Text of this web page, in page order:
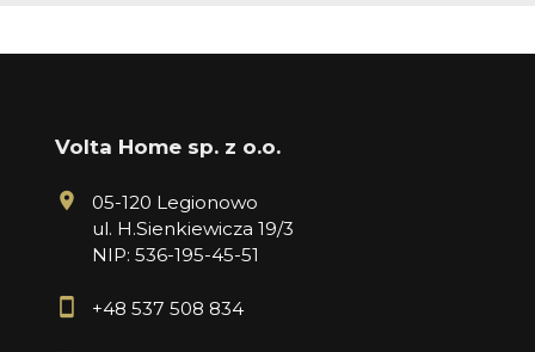
Volta Home sp. z o.o.
05-120 Legionowo
ul. H.Sienkiewicza 19/3
NIP: 536-195-45-51
+48 537 508 834